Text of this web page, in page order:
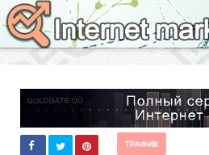
ТРАФИК